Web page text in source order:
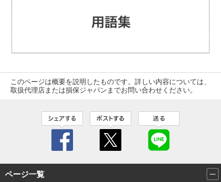
このページは概要を説明したものです。詳しい内容については、
取扱代理店または損保ジャパンまでお問い合わせください。
ページ一覧